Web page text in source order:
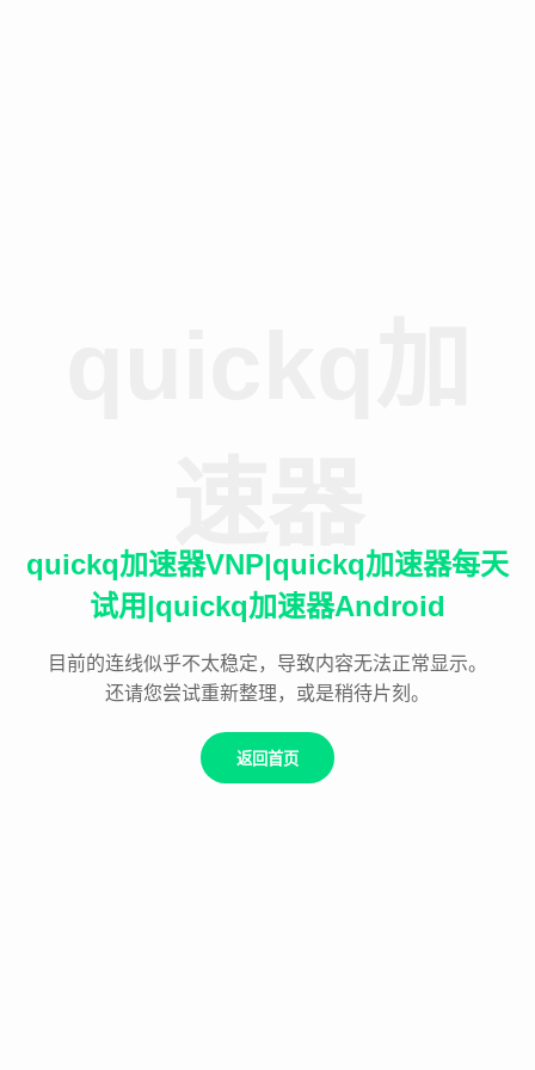
quickq加速器VNP|quickq加速器每天
试用|quickq加速器Android
目前的连线似乎不太稳定，导致内容无法正常显示。
还请您尝试重新整理，或是稍待片刻。
返回首页